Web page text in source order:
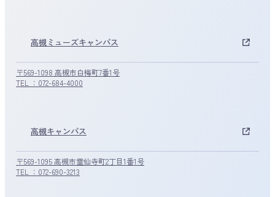
高槻ミューズキャンパス
〒569-1098 高槻市白梅町7番1号
TEL ：072-684-4000
高槻キャンパス
〒569-1095 高槻市霊仙寺町2丁目1番1号
TEL ：072-690-3213